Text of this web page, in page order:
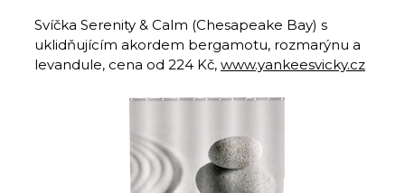
Svíčka Serenity & Calm (Chesapeake Bay) s
uklidňujícím akordem bergamotu, rozmarýnu a
levandule, cena od 224 Kč, www.yankeesvicky.cz